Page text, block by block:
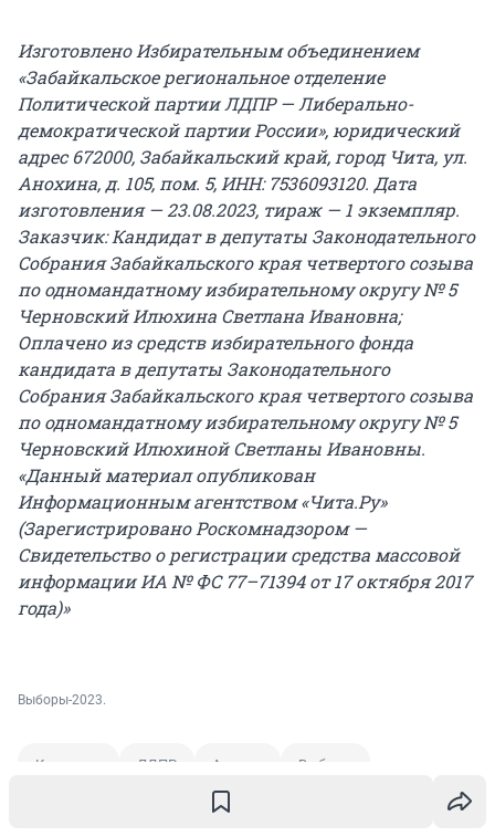
Изготовлено Избирательным объединением
«Забайкальское региональное отделение
Политической партии ЛДПР — Либерально-
демократической партии России», юридический
адрес 672000, Забайкальский край, город Чита, ул.
Анохина, д. 105, пом. 5, ИНН: 7536093120. Дата
изготовления — 23.08.2023, тираж — 1 экземпляр.
Заказчик: Кандидат в депутаты Законодательного
Собрания Забайкальского края четвертого созыва
по одномандатному избирательному округу № 5
Черновский Илюхина Светлана Ивановна;
Оплачено из средств избирательного фонда
кандидата в депутаты Законодательного
Собрания Забайкальского края четвертого созыва
по одномандатному избирательному округу № 5
Черновский Илюхиной Светланы Ивановны.
«Данный материал опубликован
Информационным агентством «Чита.Ру»
(Зарегистрировано Роскомнадзором —
Свидетельство о регистрации средства массовой
информации ИА № ФС 77–71394 от 17 октября 2017
года)»
Выборы-2023.
Кандидат ЛДПР Акушер Выборы